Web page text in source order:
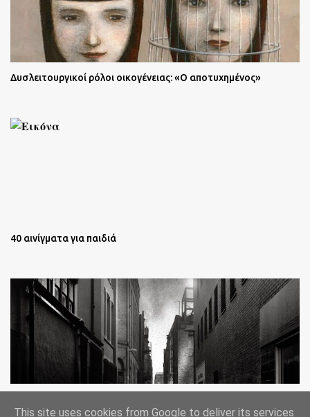
Δυσλειτουργικοί ρόλοι οικογένειας: «Ο αποτυχημένος»
40 αινίγματα για παιδιά
This site uses cookies from Google to deliver its services